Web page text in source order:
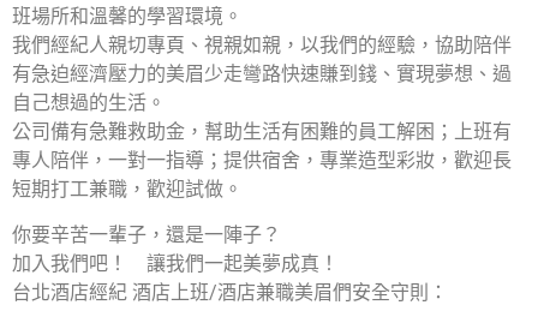
班場所和溫馨的學習環境。
我們經紀人親切專頁、視親如親，以我們的經驗，協助陪伴
有急迫經濟壓力的美眉少走彎路快速賺到錢、實現夢想、過
自己想過的生活。
公司備有急難救助金，幫助生活有困難的員工解困；上班有
專人陪伴，一對一指導；提供宿舍，專業造型彩妝，歡迎長
短期打工兼職，歡迎試做。
你要辛苦一輩子，還是一陣子？
加入我們吧！ 讓我們一起美夢成真！
台北酒店經紀 酒店上班/酒店兼職美眉們安全守則：